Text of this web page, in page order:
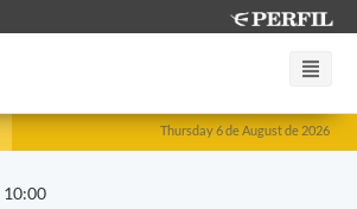
Thursday 6 de August de 2026